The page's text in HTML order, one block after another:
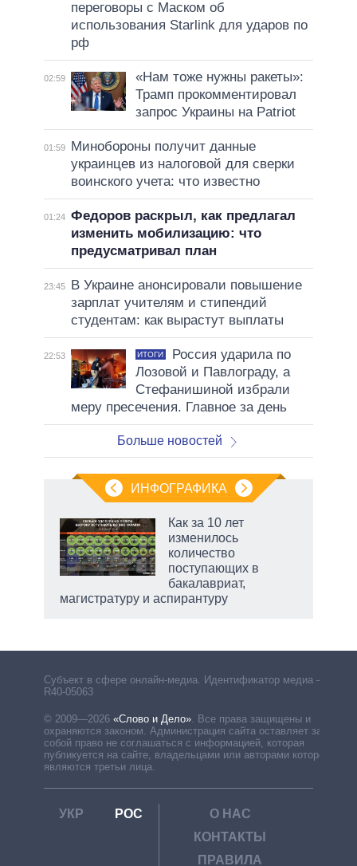
переговоры с Маском об
использования Starlink для ударов по
рф
02:59
«Нам тоже нужны ракеты»:
Трамп прокомментировал
запрос Украины на Patriot
01:59
Минобороны получит данные
украинцев из налоговой для сверки
воинского учета: что известно
01:24 Федоров раскрыл, как предлагал
изменить мобилизацию: что
предусматривал план
23:45
В Украине анонсировали повышение
зарплат учителям и стипендий
студентам: как вырастут выплаты
22:53 ИТОГИ
Россия ударила по
Лозовой и Павлограду, а
Стефанишиной избрали
меру пресечения. Главное за день
Больше новостей
ИНФОГРАФИКА
Как за 10 лет
изменилось
количество
поступающих в
бакалавриат,
магистратуру и аспирантуру
Субъект в сфере онлайн-медиа. Идентификатор медиа –
R40-05063
© 2009—2026 «Слово и Дело»
Все права защищены и
охраняются законом. Администрация сайта оставляет за
собой право не соглашаться с информацией, которая
публикуется на сайте, владельцами или авторами которой
являются третьи лица.
УКР РОС
О НАС
КОНТАКТЫ
ПРАВИЛА